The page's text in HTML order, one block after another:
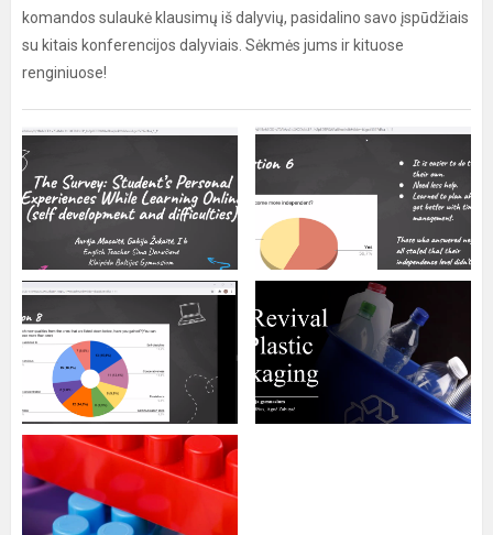
komandos sulaukė klausimų iš dalyvių, pasidalino savo įspūdžiais
su kitais konferencijos dalyviais. Sėkmės jums ir kituose
renginiuose!